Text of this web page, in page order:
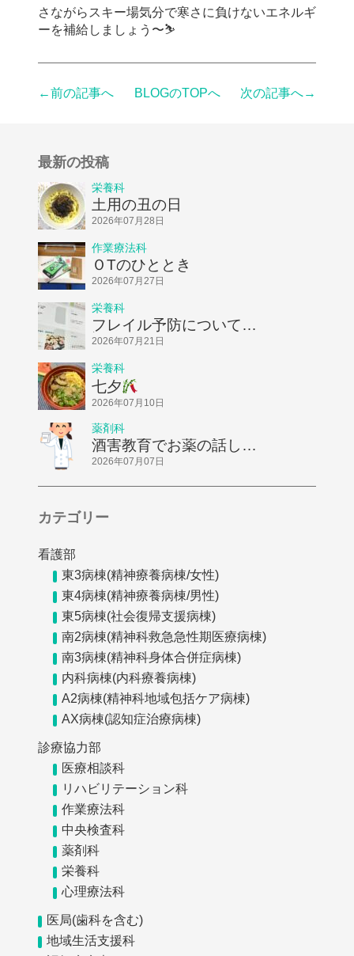
最新の投稿
栄養科
土用の丑の日
2026年07月28日
作業療法科
ＯTのひととき
2026年07月27日
栄養科
フレイル予防についてお
話ししました！
2026年07月21日
栄養科
七夕
2026年07月10日
薬剤科
酒害教育でお薬の話しを
してきました
2026年07月07日
カテゴリー
看護部
東3病棟(精神療養病棟/女性)
東4病棟(精神療養病棟/男性)
東5病棟(社会復帰支援病棟)
南2病棟(精神科救急急性期医療病棟)
南3病棟(精神科身体合併症病棟)
内科病棟(内科療養病棟)
A2病棟(精神科地域包括ケア病棟)
AX病棟(認知症治療病棟)
診療協力部
医療相談科
リハビリテーション科
作業療法科
中央検査科
薬剤科
栄養科
心理療法科
医局(歯科を含む)
地域生活支援科
さながらスキー場気分で寒さに負けないエネルギ
ーを補給しましょう〜⛷
←前の記事へ BLOGのTOPへ 次の記事へ→